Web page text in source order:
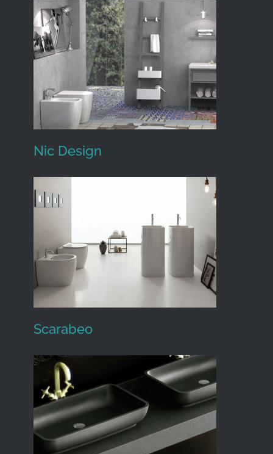
Ceramica Galassia
Nic Design
Nic Design
Scarabeo
Scarabeo